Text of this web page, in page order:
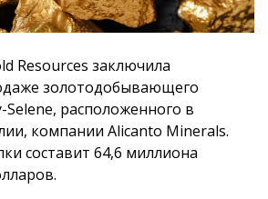
Resources заключила
золотодобывающего
расположенного в
компании Alicanto Minerals.
составит 64,6 миллиона